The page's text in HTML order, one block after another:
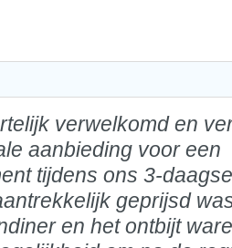
verwelkomd en
aanbieding voor een
tijdens ons 3-daagse
geprijsd
en het ontbijt